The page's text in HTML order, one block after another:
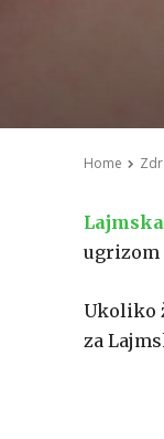
Home
ugrizom
Ukoliko
za